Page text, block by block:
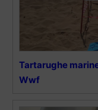
Tartarughe
Wwf